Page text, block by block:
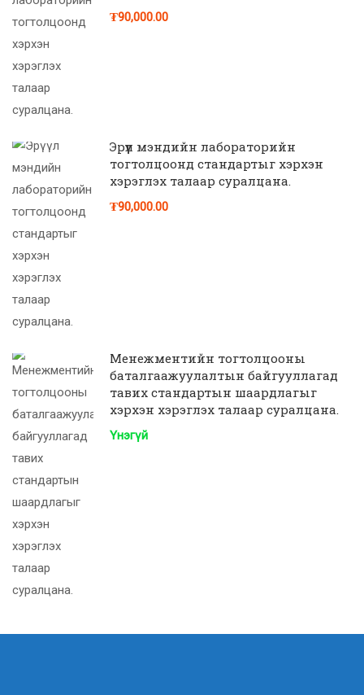
₮90,000.00
Эрүүл мэндийн лабораторийн
тогтолцоонд стандартыг хэрхэн
хэрэглэх талаар суралцана.
₮90,000.00
Менежментийн тогтолцооны
баталгаажуулалтын байгууллагад
тавих стандартын шаардлагыг
хэрхэн хэрэглэх талаар суралцана.
Үнэгүй